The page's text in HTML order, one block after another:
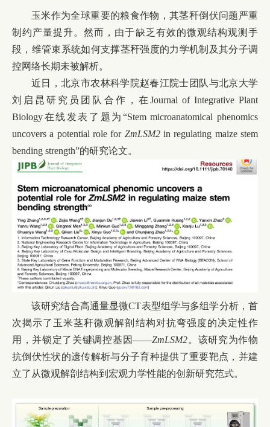
玉米作为全球重要的粮食作物，其茎秆倒伏问题严重
制约产量提升。然而，由于缺乏有效的微观结构观测手
段，维管束系统如何支撑茎秆强度的力学机制及其分子调
控网络长期未被解析。
近日，北京市农林科学院赵春江院士团队与北京大学
刘启昆研究员团队合作，在 Journal of Integrative Plant
Biology在线发表了题为“Stem microanatomical phenomics
uncovers a potential role for ZmLSM2in regulating maize stem
bending strength”的研究论文。
该研究结合高通量显微CT表型组学与多组学分析，首
次揭示了玉米茎秆微观解剖结构对抗弯强度的决定性作
用，并锁定了关键调控基因——ZmLSM2。该研究为作物
抗倒伏性状的遗传解析与分子育种提供了重要靶点，并建
立了从微观解剖结构到宏观力学性能的创新研究范式。